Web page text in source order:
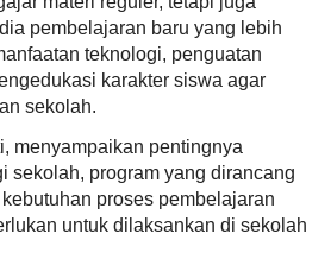
pembelajaran baru yang lebih
teknologi, penguatan
karakter siswa agar
sekolah.
menyampaikan pentingnya
sekolah, program yang dirancang
proses pembelajaran
untuk dilaksankan di sekolah